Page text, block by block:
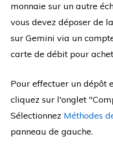
monnaie sur un autre
vous devez déposer de
sur Gemini via un
carte de débit pour
Pour effectuer un dépôt
cliquez sur l'onglet
Sélectionnez Méthodes
panneau de gauche.